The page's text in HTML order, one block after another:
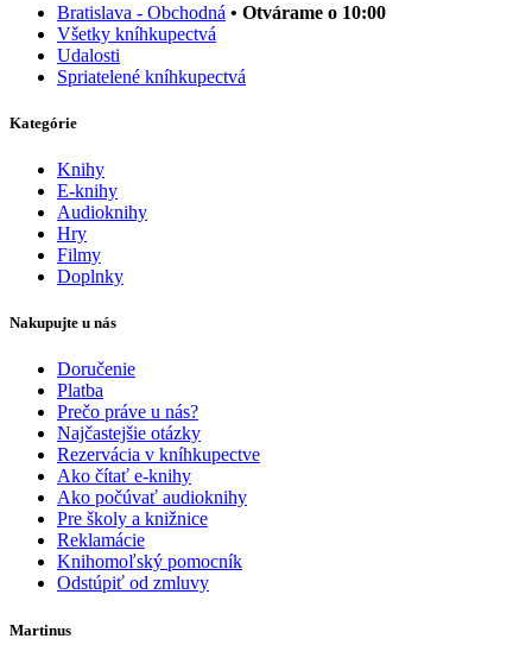
Bratislava - Obchodná • Otvárame o 10:00
Všetky kníhkupectvá
Udalosti
Spriatelené kníhkupectvá
Kategórie
Knihy
E-knihy
Audioknihy
Hry
Filmy
Doplnky
Nakupujte u nás
Doručenie
Platba
Prečo práve u nás?
Najčastejšie otázky
Rezervácia v kníhkupectve
Ako čítať e-knihy
Ako počúvať audioknihy
Pre školy a knižnice
Reklamácie
Knihomoľský pomocník
Odstúpiť od zmluvy
Martinus